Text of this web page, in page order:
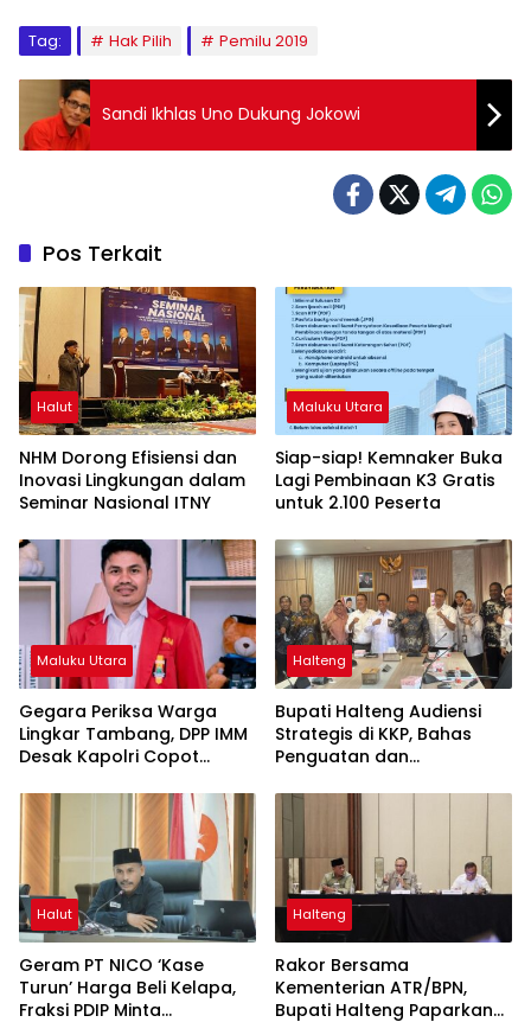
Tag: Hak Pilih Pemilu 2019
Sandi Ikhlas Uno Dukung Jokowi
Pos Terkait
Halut
NHM Dorong Efisiensi dan
Inovasi Lingkungan dalam
Seminar Nasional ITNY
Maluku Utara
Siap-siap! Kemnaker Buka
Lagi Pembinaan K3 Gratis
untuk 2.100 Peserta
Maluku Utara
Gegara Periksa Warga
Lingkar Tambang, DPP IMM
Desak Kapolri Copot
Halteng
Bupati Halteng Audiensi
Strategis di KKP, Bahas
Penguatan dan
untuk Menopang
Halut
Geram PT NICO ‘Kase
Turun’ Harga Beli Kelapa,
Fraksi PDIP Minta
Halteng
Rakor Bersama
Kementerian ATR/BPN,
Bupati Halteng Paparkan